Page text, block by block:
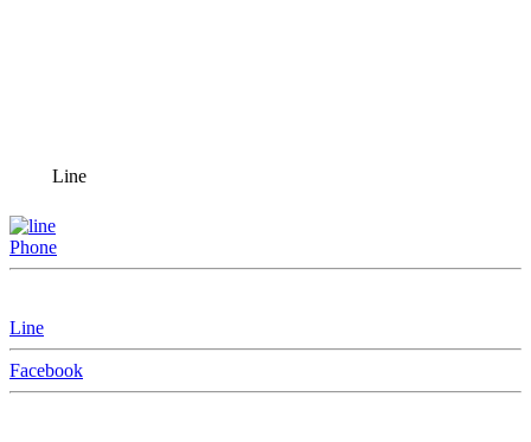
Line
Phone
Line
Facebook